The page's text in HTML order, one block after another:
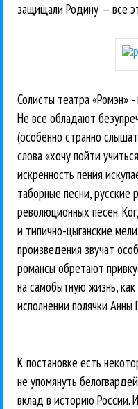
защищали Родину — все
Солисты театра «Ромэн»
Не все обладают
(особенно странно
слова «хочу пойти
искренность пения
таборные песни,
революционных песен.
и типично-цыганские
произведения звучат
романсы обретают
на самобытную жизнь,
исполнении полячки Анны
К постановке есть
не упомянуть
вклад в историю России.